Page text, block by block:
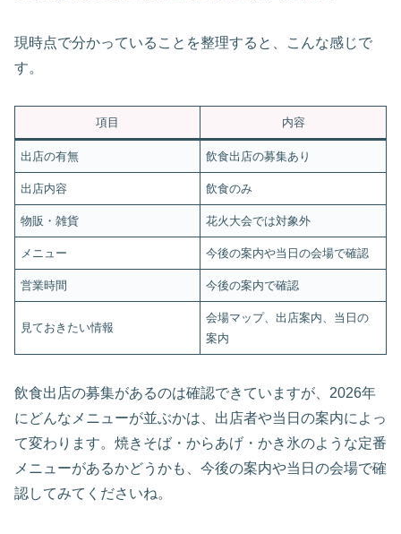
現時点で分かっていることを整理すると、こんな感じで
す。
項目 内容
出店の有無 飲食出店の募集あり
出店内容 飲食のみ
物販・雑貨 花火大会では対象外
メニュー 今後の案内や当日の会場で確認
営業時間 今後の案内で確認
見ておきたい情報
会場マップ、出店案内、当日の
案内
飲食出店の募集があるのは確認できていますが、2026年
にどんなメニューが並ぶかは、出店者や当日の案内によっ
て変わります。焼きそば・からあげ・かき氷のような定番
メニューがあるかどうかも、今後の案内や当日の会場で確
認してみてくださいね。